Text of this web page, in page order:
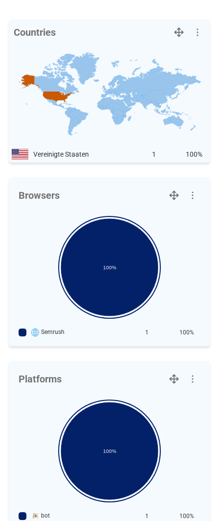
Countries
Vereinigte Staaten 1 100%
Browsers
100%
Semrush 1 100%
Platforms
100%
bot 1 100%